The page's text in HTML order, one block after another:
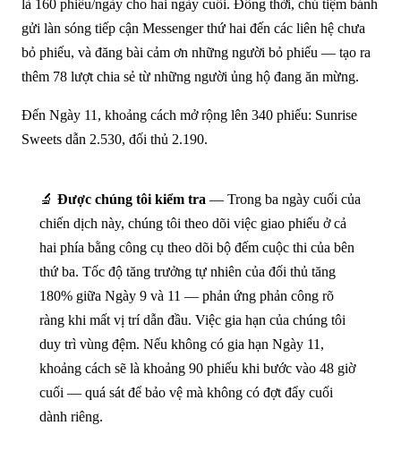
là 160 phiếu/ngày cho hai ngày cuối. Đồng thời, chủ tiệm bánh
gửi làn sóng tiếp cận Messenger thứ hai đến các liên hệ chưa
bỏ phiếu, và đăng bài cảm ơn những người bỏ phiếu — tạo ra
thêm 78 lượt chia sẻ từ những người ủng hộ đang ăn mừng.
Đến Ngày 11, khoảng cách mở rộng lên 340 phiếu: Sunrise
Sweets dẫn 2.530, đối thủ 2.190.
🔬 Được chúng tôi kiểm tra — Trong ba ngày cuối của
chiến dịch này, chúng tôi theo dõi việc giao phiếu ở cả
hai phía bằng công cụ theo dõi bộ đếm cuộc thi của bên
thứ ba. Tốc độ tăng trưởng tự nhiên của đối thủ tăng
180% giữa Ngày 9 và 11 — phản ứng phản công rõ
ràng khi mất vị trí dẫn đầu. Việc gia hạn của chúng tôi
duy trì vùng đệm. Nếu không có gia hạn Ngày 11,
khoảng cách sẽ là khoảng 90 phiếu khi bước vào 48 giờ
cuối — quá sát để bảo vệ mà không có đợt đẩy cuối
dành riêng.